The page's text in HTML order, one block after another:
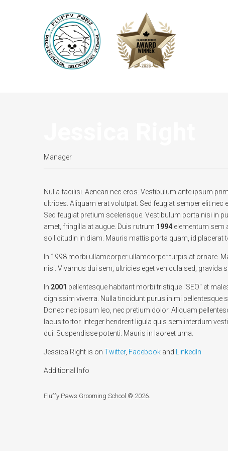
Manager
Nulla facilisi. Aenean nec eros. Vestibulum ante ipsum
ultrices. Aliquam erat volutpat. Sed feugiat semper elit
Sed feugiat pretium scelerisque. Vestibulum porta nisi in
amet, fringilla at augue. Duis rutrum 1994 elementum sem
sollicitudin in diam. Mauris mattis porta quam, id placerat
In 1998 morbi ullamcorper ullamcorper turpis at ornare.
nisi. Vivamus dui sem, ultricies eget vehicula sed, gravida
In 2001 pellentesque habitant morbi tristique "SEO" et
dignissim viverra. Nulla tincidunt purus in mi pellentesque
Donec nec ipsum leo, nec pretium dolor. Aliquam
lacus tortor. Integer hendrerit ligula quis sem interdum
dui. Suspendisse potenti. Mauris in laoreet urna.
Jessica Right is on Twitter, Facebook and LinkedIn
Additional Info
Fluffy Paws Grooming School © 2026.